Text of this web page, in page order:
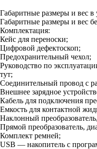
Габаритные размеры и вес
Габаритные размеры и вес
Комплектация:
Кейс для переноски;
Цифровой дефектоскоп;
Предохранительный чехол;
Руководство по
тут;
Соединительный провод с
Внешнее зарядное
Кабель для подключения
Емкость для контактной
Наклонный
Прямой преобразователь,
Комплект ремней;
USB — накопитель с